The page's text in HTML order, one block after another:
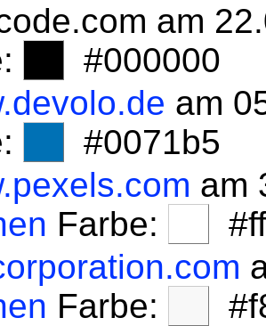
am
#000000
am
#0071b5
am
Farbe:
Farbe: